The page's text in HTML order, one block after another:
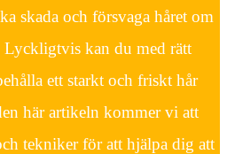
skada och försvaga håret om
kan du med rätt
ett starkt och friskt hår
här artikeln kommer vi att
tekniker för att hjälpa dig att